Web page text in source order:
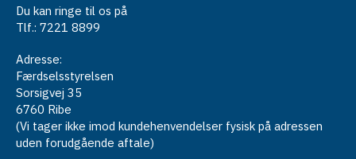
Du kan ringe til os på
Tlf.: 7221 8899
Adresse:
Færdselsstyrelsen
Sorsigvej 35
6760 Ribe
(Vi tager ikke imod kundehenvendelser fysisk på adressen
uden forudgående aftale)